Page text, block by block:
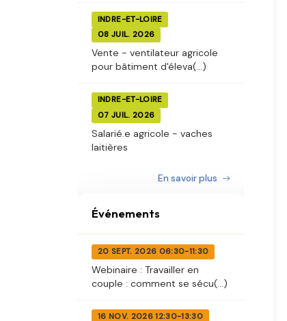
INDRE-ET-LOIRE
08 JUIL. 2026
Vente - ventilateur agricole
pour bâtiment d'éleva(...)
INDRE-ET-LOIRE
07 JUIL. 2026
Salarié.e agricole - vaches
laitières
En savoir plus
Événements
20 SEPT. 2026 06:30-11:30
Webinaire : Travailler en
couple : comment se sécu(...)
16 NOV. 2026 12:30-13:30